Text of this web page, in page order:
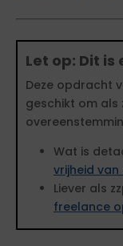
Let op: Dit
Deze opdracht
geschikt om als
Wat is
vrijheid
Liever als
freelance